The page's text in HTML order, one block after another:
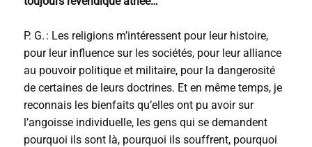
P. G. : Les religions m’intéressent pour leur histoire,
pour leur influence sur les sociétés, pour leur alliance
au pouvoir politique et militaire, pour la dangerosité
de certaines de leurs doctrines. Et en même temps, je
reconnais les bienfaits qu’elles ont pu avoir sur
l’angoisse individuelle, les gens qui se demandent
pourquoi ils sont là, pourquoi ils souffrent, pourquoi